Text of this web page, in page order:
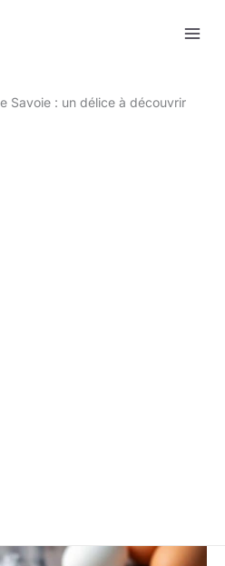
Savoie : un délice à découvrir